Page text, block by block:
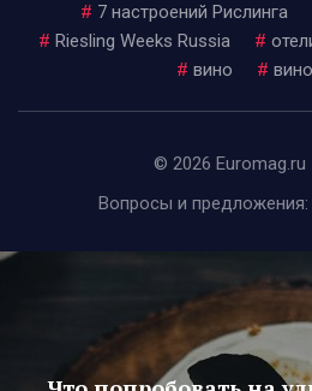
# 7 настроений Рислинга
# Riesling Weeks Russia #
# вино #
© 2026 Euromag.ru
Вопросы и предложения: